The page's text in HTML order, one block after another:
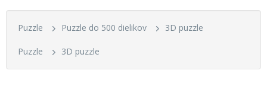
Puzzle Puzzle do 500 dielikov 3D puzzle
Puzzle 3D puzzle